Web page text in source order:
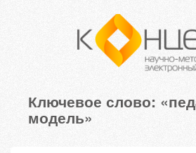
Ключевое слово:
модель»